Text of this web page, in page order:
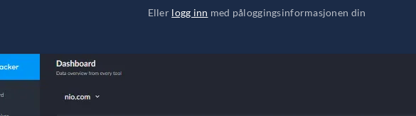
Eller logg inn med påloggingsinformasjonen din